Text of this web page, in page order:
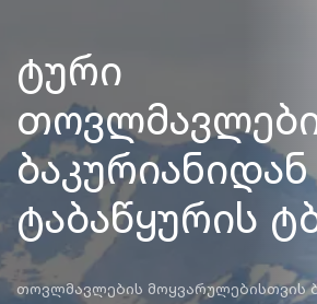
ტური
ბაკურიანიდან
ტაბაწყურის
თოვლმავლების მოყვარულებისთვის